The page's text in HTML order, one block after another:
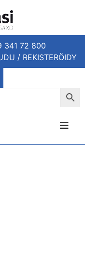
341 72 800
/ REKISTERÖIDY